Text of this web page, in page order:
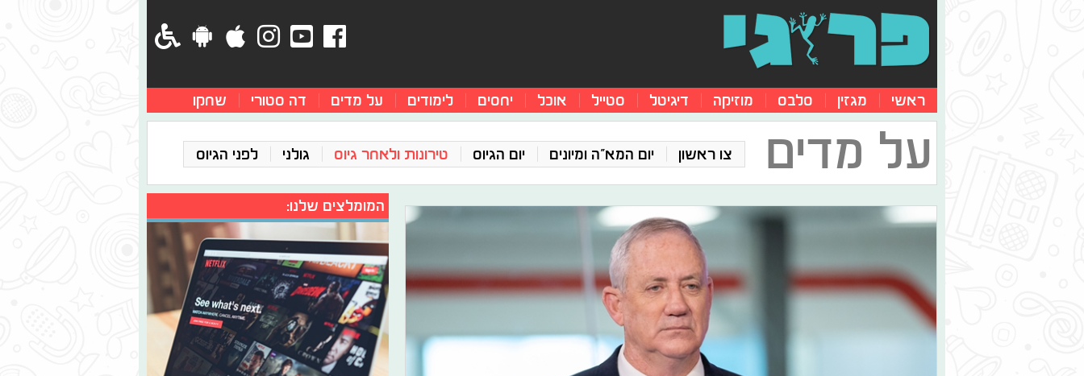
ראשי מגזין סלבס מוזיקה דיגיטל סטייל אוכל יחסים לימודים על מדים דה סטורי שחקו
על מדים צו ראשון יום המא"ה ומיונים יום הגיוס טירונות ולאחר גיוס גולני לפני הגיוס
המומלצים שלנו: